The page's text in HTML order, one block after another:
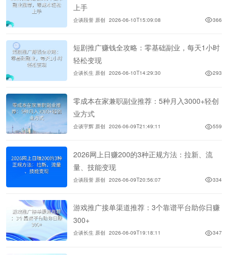
上手
企谈段誉 原创 2026-06-10T15:09:08 366
短剧推广赚钱全攻略：零基础副业，每天1小时
轻松变现
企谈长生 原创 2026-06-10T14:29:30 293
零成本在家兼职副业推荐：5种月入3000+轻创
业方式
企谈宇辉 原创 2026-06-09T21:49:11 559
2026网上日赚200的3种正规方法：拉新、流
量、技能变现
企谈段誉 原创 2026-06-09T20:56:07 334
游戏推广接单渠道推荐：3个靠谱平台助你日赚
300+
企谈长生 原创 2026-06-09T19:18:11 347